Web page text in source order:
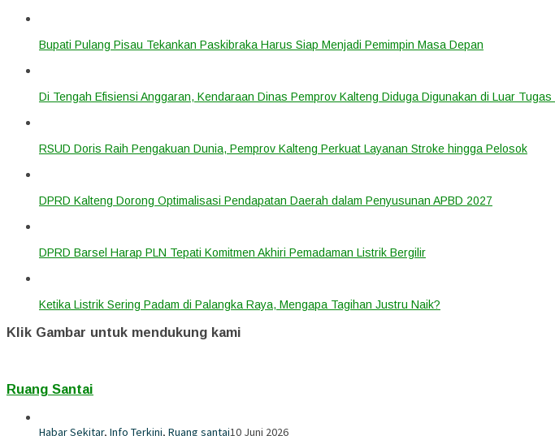
Bupati Pulang Pisau Tekankan Paskibraka Harus Siap Menjadi Pemimpin Masa Depan
Di Tengah Efisiensi Anggaran, Kendaraan Dinas Pemprov Kalteng Diduga Digunakan di Luar
RSUD Doris Raih Pengakuan Dunia, Pemprov Kalteng Perkuat Layanan Stroke hingga Pelosok
DPRD Kalteng Dorong Optimalisasi Pendapatan Daerah dalam Penyusunan APBD 2027
DPRD Barsel Harap PLN Tepati Komitmen Akhiri Pemadaman Listrik Bergilir
Ketika Listrik Sering Padam di Palangka Raya, Mengapa Tagihan Justru Naik?
Klik Gambar untuk mendukung kami
Ruang Santai
Habar Sekitar, Info Terkini, Ruang santai10 Juni 2026